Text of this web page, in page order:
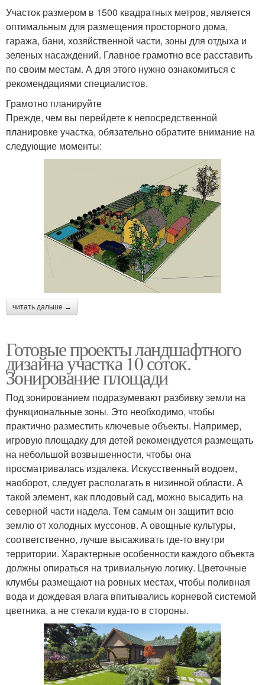
Участок размером в 1500 квадратных метров, является
оптимальным для размещения просторного дома,
гаража, бани, хозяйственной части, зоны для отдыха и
зеленых насаждений. Главное грамотно все расставить
по своим местам. А для этого нужно ознакомиться с
рекомендациями специалистов.
Грамотно планируйте
Прежде, чем вы перейдете к непосредственной
планировке участка, обязательно обратите внимание на
следующие моменты:
читать дальше →
Готовые проекты ландшафтного
дизайна участка 10 соток.
Зонирование площади
Под зонированием подразумевают разбивку земли на
функциональные зоны. Это необходимо, чтобы
практично разместить ключевые объекты. Например,
игровую площадку для детей рекомендуется размещать
на небольшой возвышенности, чтобы она
просматривалась издалека. Искусственный водоем,
наоборот, следует располагать в низинной области. А
такой элемент, как плодовый сад, можно высадить на
северной части надела. Тем самым он защитит всю
землю от холодных муссонов. А овощные культуры,
соответственно, лучше высаживать где-то внутри
территории. Характерные особенности каждого объекта
должны опираться на тривиальную логику. Цветочные
клумбы размещают на ровных местах, чтобы поливная
вода и дождевая влага впитывались корневой системой
цветника, а не стекали куда-то в стороны.